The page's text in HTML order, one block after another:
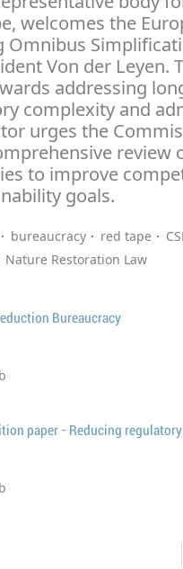
welcomes the
Omnibus
Von der Leyen.
addressing
complexity and
urges the
review
to improve
goals.
bureaucracy red tape
Nature Restoration Law
Bureaucracy
paper - Reducing